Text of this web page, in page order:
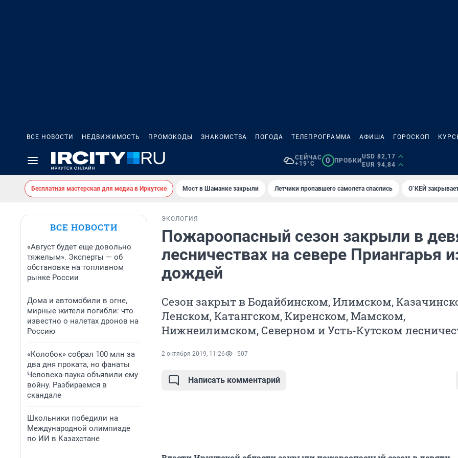
ВСЕ НОВОСТИ НЕДВИЖИМОСТЬ ПРОМОКОДЫ ЗНАКОМСТВА ПОГОДА ТЕЛЕПРОГРАММА АФИША ГОРОСКОП
СЕЙЧАС
+19°C
0 ПРОБКИ
USD 82,17
EUR 94,84
Бесплатная мастерская для медиа в Иркутске Мост в Шаманке закрыли Летчики пропавшего самолета спаслись О`КЕЙ
ВСЕ НОВОСТИ
«Август будет еще довольно
тяжелым». Эксперты — об
обстановке на топливном
рынке России
Дома и автомобили в огне,
мирные жители погибли: что
известно о налетах дронов на
Россию
«Колобок» собрал 100 млн за
два дня проката, но фанаты
Человека-паука объявили ему
войну. Разбираемся в
скандале
Школьники победили на
Международной олимпиаде
по ИИ в Казахстане
ЭКОЛОГИЯ
Пожароопасный сезон закрыли в
лесничествах на севере Приангарья
дождей
Сезон закрыт в Бодайбинском, Илимском,
Ленском, Катангском, Киренском, Мамском,
Нижнеилимском, Северном и Усть-Кутском
2 октября 2019, 11:26 507
Написать комментарий